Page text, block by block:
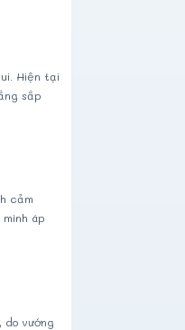
Hiện tại
sắp
cảm
áp
do vướng